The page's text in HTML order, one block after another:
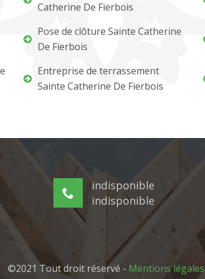
Catherine De Fierbois
Pose de clôture Sainte Catherine
De Fierbois
Entreprise de terrassement
Sainte Catherine De Fierbois
indisponible
indisponible
©2021 Tout droit réservé - Mentions légales